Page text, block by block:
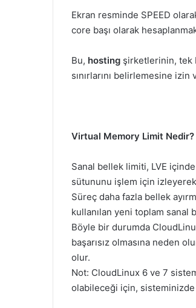
Ekran resminde SPEED
core başı olarak
Bu, hosting şirketlerinin, tek
sınırlarını belirlemesine izin
Virtual Memory Limit Nedir?
Sanal bellek limiti, LVE
sütununu işlem için
Süreç daha fazla bellek
kullanılan yeni toplam sanal
Böyle bir durumda
başarısız olmasına neden
olur.
Not: CloudLinux 6 ve 7
olabileceği için, sisteminizde